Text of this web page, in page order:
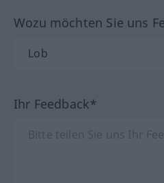
Wozu möchten Sie uns
Ihr Feedback*